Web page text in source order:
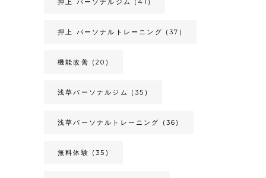
押上 パーソナルジム (41)
押上 パーソナルトレーニング (37)
機能改善 (20)
浅草パーソナルジム (35)
浅草パーソナルトレーニング (36)
無料体験 (35)